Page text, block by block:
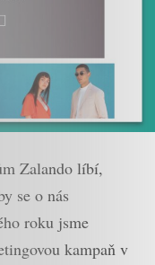
Zalando líbí,
se o nás
roku jsme
kampaň v